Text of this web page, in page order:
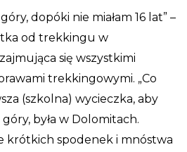
dopóki nie miałam 16 lat” –
od trekkingu w
się wszystkimi
trekkingowymi. „Co
(szkolna) wycieczka, aby
była w Dolomitach.
krótkich spodenek i mnóstwa